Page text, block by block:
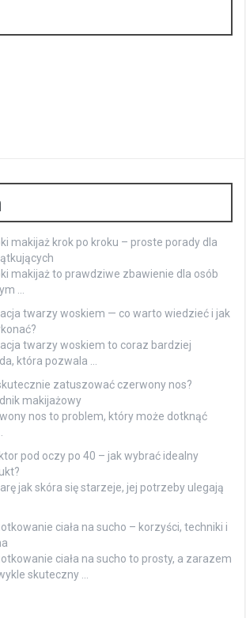
makijaż krok po kroku – proste porady dla
makijaż to prawdziwe zbawienie dla osób
…
twarzy woskiem — co warto wiedzieć i jak
twarzy woskiem to coraz bardziej
która pozwala …
zatuszować czerwony nos?
makijażowy
nos to problem, który może dotknąć
pod oczy po 40 – jak wybrać idealny
jak skóra się starzeje, jej potrzeby ulegają
ciała na sucho – korzyści, techniki i
ciała na sucho to prosty, a zarazem
skuteczny …